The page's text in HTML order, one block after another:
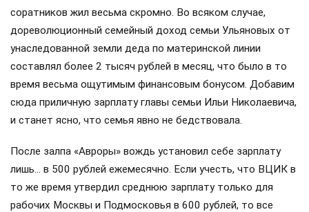
соратников жил весьма скромно. Во всяком случае,
дореволюционный семейный доход семьи Ульяновых от
унаследованной земли деда по материнской линии
составлял более 2 тысяч рублей в месяц, что было в то
время весьма ощутимым финансовым бонусом. Добавим
сюда приличную зарплату главы семьи Ильи Николаевича,
и станет ясно, что семья явно не бедствовала.
После залпа «Авроры» вождь установил себе зарплату
лишь… в 500 рублей ежемесячно. Если учесть, что ВЦИК в
то же время утвердил среднюю зарплату только для
рабочих Москвы и Подмосковья в 600 рублей, то все